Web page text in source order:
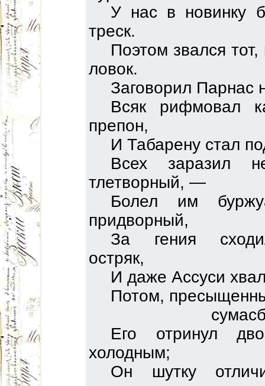
У нас в новинку
треск.
Поэтом звался
ловок.
Заговорил Парнас
Всяк рифмовал
препон,
И Табарену стал
Всех заразил
тлетворный, —
Болел им
придворный,
За гения
остряк,
И даже Ассуси
Потом,
Его отринул
холодным;
Он шутку